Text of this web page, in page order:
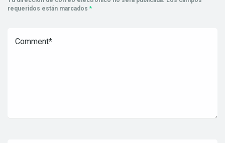
requeridos están marcados *